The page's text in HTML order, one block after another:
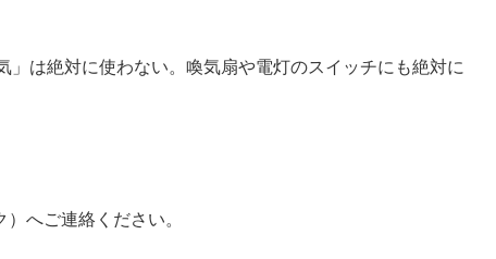
は絶対に使わない。喚気扇や電灯のスイッチにも絶対に
へご連絡ください。